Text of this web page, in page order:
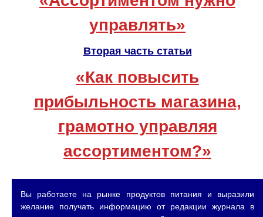
управлять»
Вторая часть статьи
«Как повысить
прибыльность магазина,
грамотно управляя
ассортиментом?»
Вы работаете на рынке продуктов питания и выразили
желание получать информацию от редакции журнала в